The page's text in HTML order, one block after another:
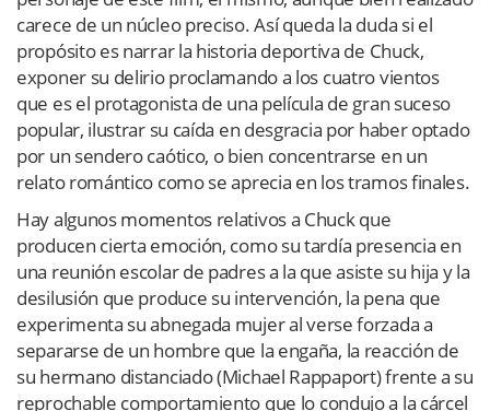
carece de un núcleo preciso. Así queda la duda si el
propósito es narrar la historia deportiva de Chuck,
exponer su delirio proclamando a los cuatro vientos
que es el protagonista de una película de gran suceso
popular, ilustrar su caída en desgracia por haber optado
por un sendero caótico, o bien concentrarse en un
relato romántico como se aprecia en los tramos finales.
Hay algunos momentos relativos a Chuck que
producen cierta emoción, como su tardía presencia en
una reunión escolar de padres a la que asiste su hija y la
desilusión que produce su intervención, la pena que
experimenta su abnegada mujer al verse forzada a
separarse de un hombre que la engaña, la reacción de
su hermano distanciado (Michael Rappaport) frente a su
reprochable comportamiento que lo condujo a la cárcel